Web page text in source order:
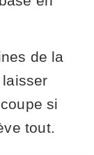
de la
si
tout.